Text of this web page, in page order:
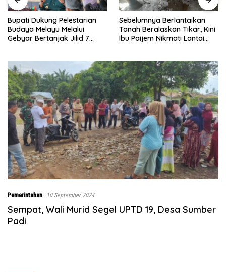
Sebelumnya Berlantaikan
Tanah Beralaskan Tikar, Kini
Ibu Paijem Nikmati Lantai
0208/Asahan
Jumat Berkah Polsek Lima
Puluh, Kapolsek Salomo
Sagala Salurkan Sembako
Pemerintahan 10 September 2024
Sempat, Wali Murid Segel UPTD 19, Desa Sumber
Padi